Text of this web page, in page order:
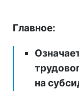
Главное:
на